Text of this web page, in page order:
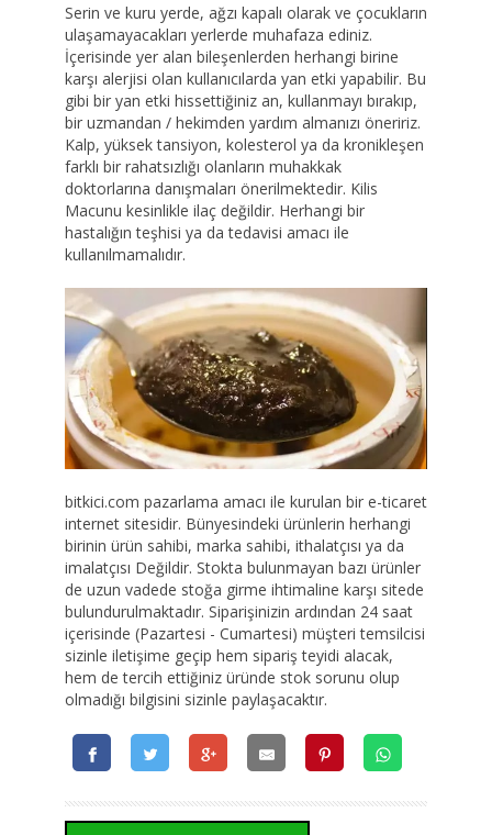
Serin ve kuru yerde, ağzı kapalı olarak ve çocukların
ulaşamayacakları yerlerde muhafaza ediniz.
İçerisinde yer alan bileşenlerden herhangi birine
karşı alerjisi olan kullanıcılarda yan etki yapabilir. Bu
gibi bir yan etki hissettiğiniz an, kullanmayı bırakıp,
bir uzmandan / hekimden yardım almanızı öneririz.
Kalp, yüksek tansiyon, kolesterol ya da kronikleşen
farklı bir rahatsızlığı olanların muhakkak
doktorlarına danışmaları önerilmektedir. Kilis
Macunu kesinlikle ilaç değildir. Herhangi bir
hastalığın teşhisi ya da tedavisi amacı ile
kullanılmamalıdır.
bitkici.com pazarlama amacı ile kurulan bir e-ticaret
internet sitesidir. Bünyesindeki ürünlerin herhangi
birinin ürün sahibi, marka sahibi, ithalatçısı ya da
imalatçısı Değildir. Stokta bulunmayan bazı ürünler
de uzun vadede stoğa girme ihtimaline karşı sitede
bulundurulmaktadır. Siparişinizin ardından 24 saat
içerisinde (Pazartesi - Cumartesi) müşteri temsilcisi
sizinle iletişime geçip hem sipariş teyidi alacak,
hem de tercih ettiğiniz üründe stok sorunu olup
olmadığı bilgisini sizinle paylaşacaktır.